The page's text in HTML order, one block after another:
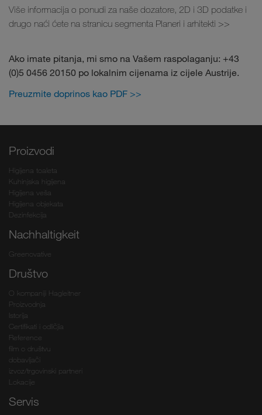
Više informacija o ponudi za naše dozatore, 2D i 3D podatke i
drugo naći ćete na stranicu segmenta Planeri i arhitekti >>
Ako imate pitanja, mi smo na Vašem raspolaganju: +43
(0)5 0456 20150 po lokalnim cijenama iz cijele Austrije.
Preuzmite doprinos kao PDF >>
Proizvodi
Higijena toaleta
Kuhinjska higijena
Higijena veša
Higijena objekata
Dezinfekcija
Nachhaltigkeit
Greenovative
Društvo
O kompaniji Hagleitner
Proizvodnja
Istorija
Certifikati i odličjia
Reference
film o društvu
dobavljači
izvoz/trgovinski partneri
Lokacije
Servis